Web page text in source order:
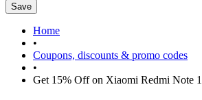
Save
Home
•
Coupons, discounts & promo codes
•
Get 15% Off on Xiaomi Redmi Note